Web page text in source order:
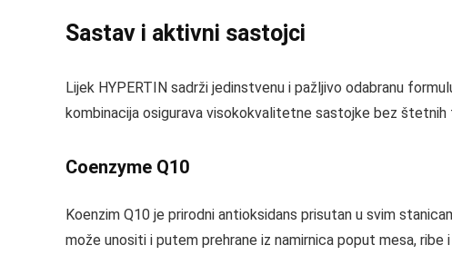
Sastav i aktivni sastojci
Lijek HYPERTIN sadrži jedinstvenu i pažljivo odabranu
kombinacija osigurava visokokvalitetne sastojke bez
Coenzyme Q10
Koenzim Q10 je prirodni antioksidans prisutan u svim
može unositi i putem prehrane iz namirnica poput mesa,